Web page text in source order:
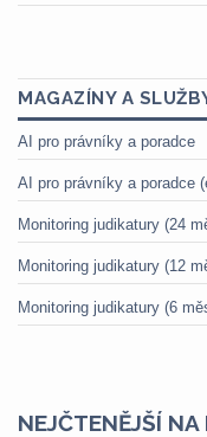
MAGAZÍNY A
AI pro právníky a poradce
AI pro právníky a poradce
Monitoring judikatury (24
Monitoring judikatury (12
Monitoring judikatury (6
NEJČTENĚJŠÍ NA